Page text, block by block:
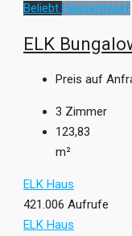
Beliebt Hausentwurf
ELK
Preis auf
3 Zimmer
123,83
m²
ELK Haus
421.006 Aufrufe
ELK Haus